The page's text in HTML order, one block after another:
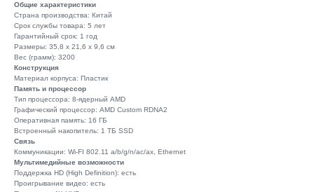
Общие характеристики
Страна производства: Китай
Срок службы товара: 5 лет
Гарантийный срок: 1 год
Размеры: 35,8 x 21,6 x 9,6 см
Вес (грамм): 3200
Конструкция
Материал корпуса: Пластик
Память и процессор
Тип процессора: 8-ядерный AMD
Графический процессор: AMD Custom RDNA2
Оперативная память: 16 ГБ
Встроенный накопитель: 1 ТБ SSD
Связь
Коммуникации: Wi-FI 802.11 a/b/g/n/ac/ax, Ethernet
Мультимедийные возможности
Поддержка HD (High Definition): есть
Проигрывание видео: есть